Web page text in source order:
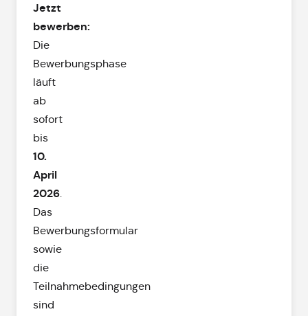
Jetzt
bewerben:
Die
Bewerbungsphase
läuft
ab
sofort
bis
10.
April
2026.
Das
Bewerbungsformular
sowie
die
Teilnahmebedingungen
sind